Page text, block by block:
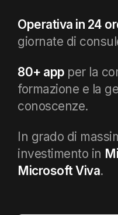
Operativa in 24
giornate di
80+ app per la
formazione e la
conoscenze.
In grado di
investimento in
Microsoft Viva.